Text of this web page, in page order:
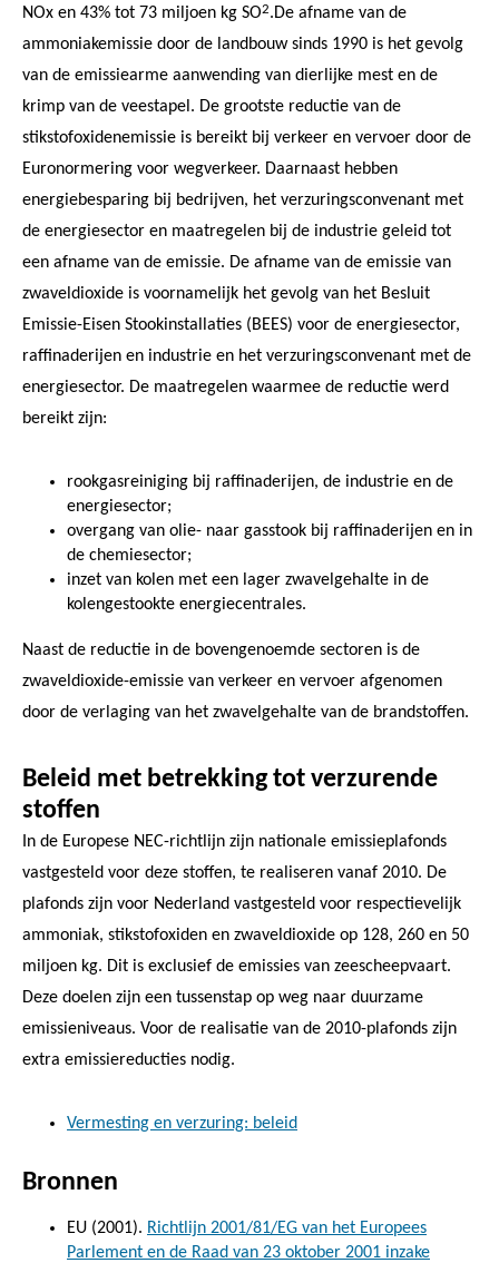
NOx en 43% tot 73 miljoen kg SO2.De afname van de
ammoniakemissie door de landbouw sinds 1990 is het gevolg
van de emissiearme aanwending van dierlijke mest en de
krimp van de veestapel. De grootste reductie van de
stikstofoxidenemissie is bereikt bij verkeer en vervoer door de
Euronormering voor wegverkeer. Daarnaast hebben
energiebesparing bij bedrijven, het verzuringsconvenant met
de energiesector en maatregelen bij de industrie geleid tot
een afname van de emissie. De afname van de emissie van
zwaveldioxide is voornamelijk het gevolg van het Besluit
Emissie-Eisen Stookinstallaties (BEES) voor de energiesector,
raffinaderijen en industrie en het verzuringsconvenant met de
energiesector. De maatregelen waarmee de reductie werd
bereikt zijn:
rookgasreiniging bij raffinaderijen, de industrie en de
energiesector;
overgang van olie- naar gasstook bij raffinaderijen en in
de chemiesector;
inzet van kolen met een lager zwavelgehalte in de
kolengestookte energiecentrales.
Naast de reductie in de bovengenoemde sectoren is de
zwaveldioxide-emissie van verkeer en vervoer afgenomen
door de verlaging van het zwavelgehalte van de brandstoffen.
Beleid met betrekking tot verzurende
stoffen
In de Europese NEC-richtlijn zijn nationale emissieplafonds
vastgesteld voor deze stoffen, te realiseren vanaf 2010. De
plafonds zijn voor Nederland vastgesteld voor respectievelijk
ammoniak, stikstofoxiden en zwaveldioxide op 128, 260 en 50
miljoen kg. Dit is exclusief de emissies van zeescheepvaart.
Deze doelen zijn een tussenstap op weg naar duurzame
emissieniveaus. Voor de realisatie van de 2010-plafonds zijn
extra emissiereducties nodig.
Vermesting en verzuring: beleid
Bronnen
EU (2001). Richtlijn 2001/81/EG van het Europees
Parlement en de Raad van 23 oktober 2001 inzake